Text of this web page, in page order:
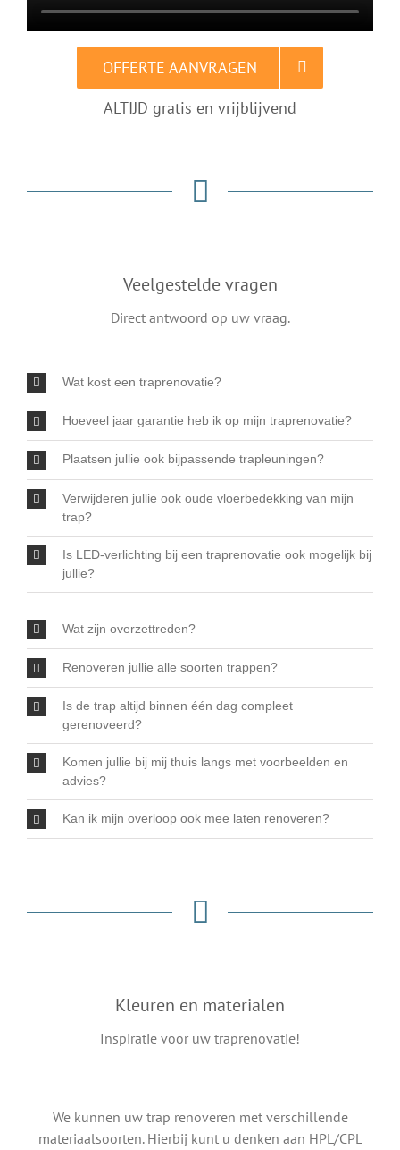
OFFERTE AANVRAGEN
ALTIJD gratis en vrijblijvend
Veelgestelde vragen
Direct antwoord op uw vraag.
Wat kost een traprenovatie?
Hoeveel jaar garantie heb ik op mijn traprenovatie?
Plaatsen jullie ook bijpassende trapleuningen?
Verwijderen jullie ook oude vloerbedekking van mijn
trap?
Is LED-verlichting bij een traprenovatie ook mogelijk bij
jullie?
Wat zijn overzettreden?
Renoveren jullie alle soorten trappen?
Is de trap altijd binnen één dag compleet
gerenoveerd?
Komen jullie bij mij thuis langs met voorbeelden en
advies?
Kan ik mijn overloop ook mee laten renoveren?
Kleuren en materialen
Inspiratie voor uw traprenovatie!
We kunnen uw trap renoveren met verschillende
materiaalsoorten. Hierbij kunt u denken aan HPL/CPL